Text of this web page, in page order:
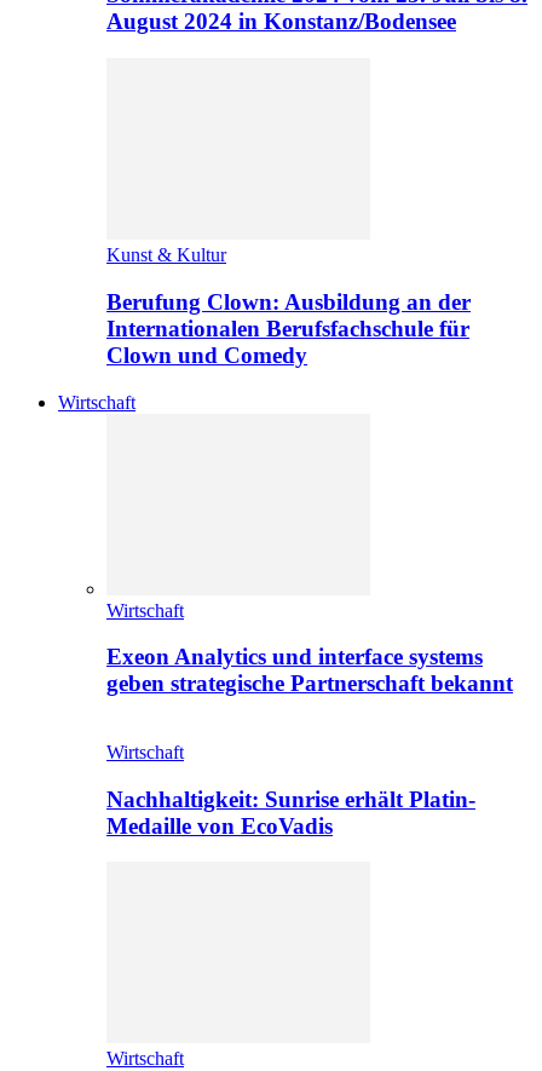
August 2024 in Konstanz/Bodensee
Kunst & Kultur
Berufung Clown: Ausbildung an der
Internationalen Berufsfachschule für
Clown und Comedy
Wirtschaft
Wirtschaft
Exeon Analytics und interface systems
geben strategische Partnerschaft bekannt
Wirtschaft
Nachhaltigkeit: Sunrise erhält Platin-
Medaille von EcoVadis
Wirtschaft